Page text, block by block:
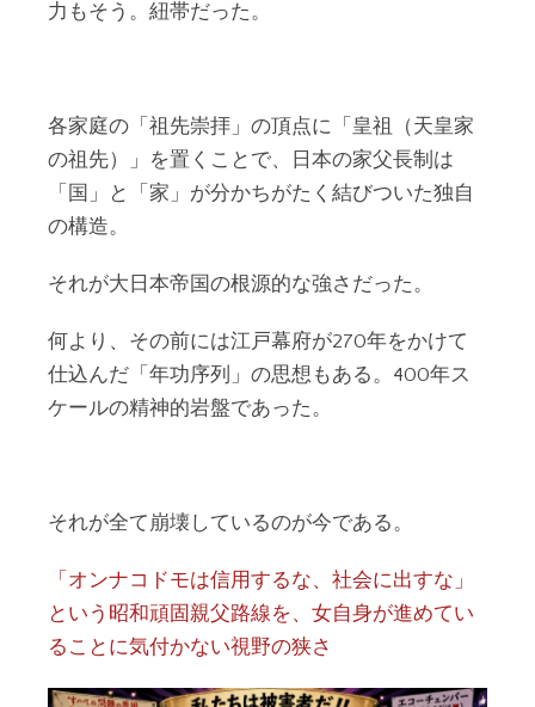
力もそう。紐帯だった。
各家庭の「祖先崇拝」の頂点に「皇祖（天皇家
の祖先）」を置くことで、日本の家父長制は
「国」と「家」が分かちがたく結びついた独自
の構造。
それが大日本帝国の根源的な強さだった。
何より、その前には江戸幕府が270年をかけて
仕込んだ「年功序列」の思想もある。400年ス
ケールの精神的岩盤であった。
それが全て崩壊しているのが今である。
「オンナコドモは信用するな、社会に出すな」
という昭和頑固親父路線を、女自身が進めてい
ることに気付かない視野の狭さ